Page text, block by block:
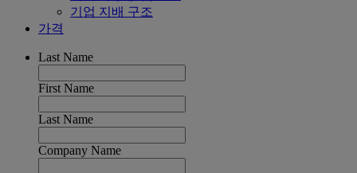
기업 지배 구조
가격
Last Name
First Name
Last Name
Company Name